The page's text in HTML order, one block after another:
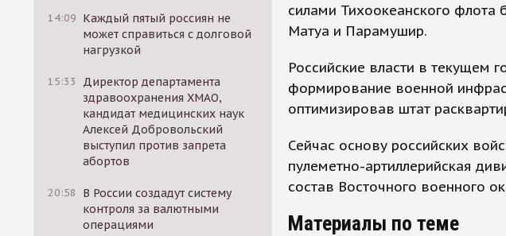
14:09 Каждый пятый россиян не
может справиться с долговой
нагрузкой
15:33
Директор департамента
здравоохранения ХМАО,
кандидат медицинских наук
Алексей Добровольский
выступил против запрета
абортов
20:58
В России создадут систему
контроля за валютными
операциями
силами Тихоокеанского флота
Матуа и Парамушир.
Российские власти в текущем
формирование военной
оптимизировав штат
Сейчас основу российских
пулеметно-артиллерийская
состав Восточного военного
Материалы по теме